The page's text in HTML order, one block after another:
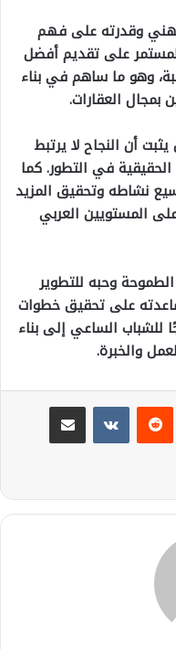
وقدرته على فهم
على تقديم أفضل
وهو ما ساهم في بناء
العقارات.
أن النجاح لا يرتبط
الحقيقية في التطور. كما
نشاطه وتحقيق المزيد
المستويين العربي
وحبه للتطوير
ساعدته على تحقيق خطوات
الساعي إلى بناء
والخبرة.
مشاركة عبر البريد